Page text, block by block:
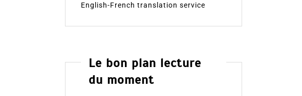
English-French translation service
Le bon plan lecture
du moment